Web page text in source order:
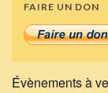
FAIRE UN DON
Évènements à